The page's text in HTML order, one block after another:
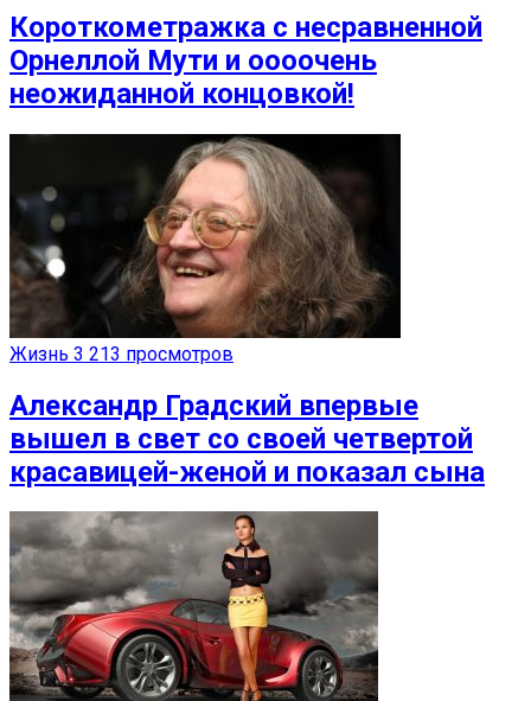
Короткометражка с несравненной
Орнеллой Мути и оооочень
неожиданной концовкой!
Жизнь 3 213 просмотров
Александр Градский впервые
вышел в свет со своей четвертой
красавицей-женой и показал сына